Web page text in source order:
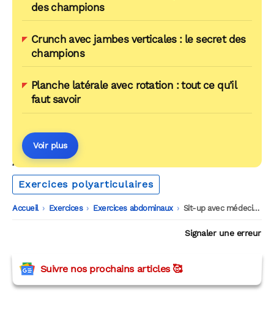
des champions
Crunch avec jambes verticales : le secret des
champions
Planche latérale avec rotation : tout ce qu’il
faut savoir
Voir plus
AUTOUR DU MÊME THÈME
Exercices polyarticulaires
Accueil -
Exercices -
Exercices abdominaux -
Sit-up avec médecine ball contre un mur
Signaler une erreur
Suivre nos prochains articles 🥰